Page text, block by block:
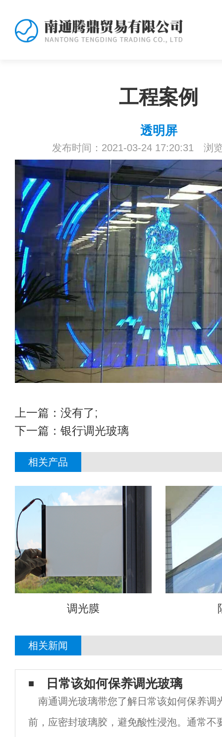
工程案例
透明屏
发布时间：2021-03-24 17:20:31 浏
上一篇：没有了;
下一篇： 银行调光玻璃
相关产品
调光膜
相关新闻
日常该如何保养调光玻璃
南通调光玻璃带您了解日常该如何保养调
前，应密封玻璃胶，避免酸性浸泡。通常不